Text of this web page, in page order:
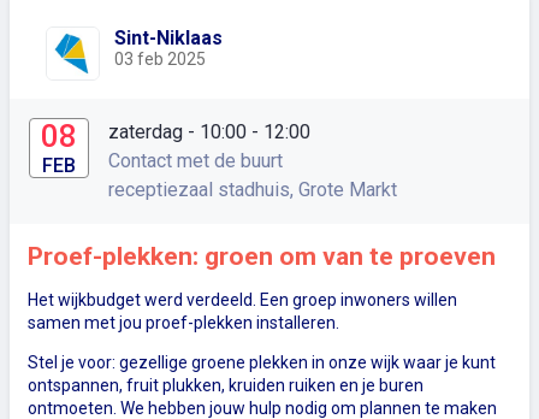
Sint-Niklaas
03 feb 2025
08
FEB
zaterdag - 10:00 - 12:00
Contact met de buurt
receptiezaal stadhuis, Grote Markt
Proef-plekken: groen om van te proeven
Het wijkbudget werd verdeeld. Een groep inwoners willen
samen met jou proef-plekken installeren.
Stel je voor: gezellige groene plekken in onze wijk waar je kunt
ontspannen, fruit plukken, kruiden ruiken en je buren
ontmoeten. We hebben jouw hulp nodig om plannen te maken